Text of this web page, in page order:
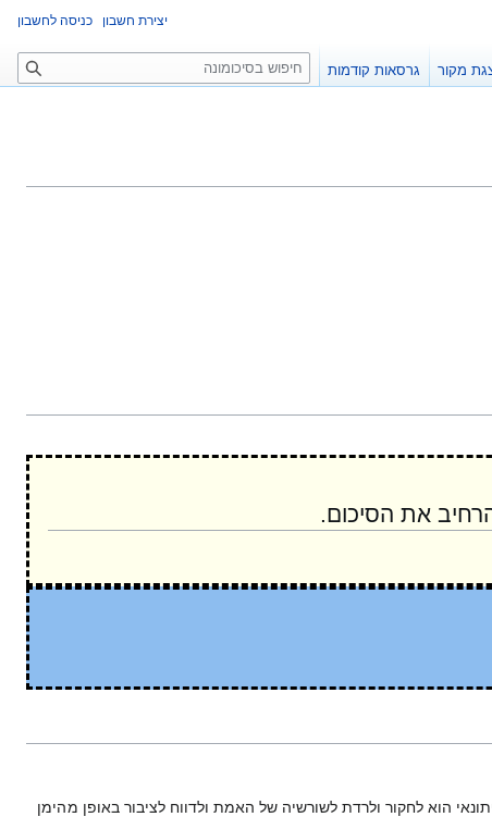
את הסיכום.
הוא לחקור ולרדת לשורשיה של האמת ולדווח לציבור באופן מהימן
יצירת חשבון כניסה לחשבון
מקור גרסאות קודמות
ח
י